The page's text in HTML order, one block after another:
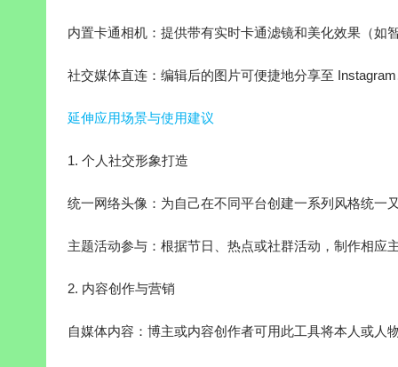
内置卡通相机：提供带有实时卡通滤镜和美化效果（如
社交媒体直连：编辑后的图片可便捷地分享至
延伸应用场景与使用建议
1. 个人社交形象打造
统一网络头像：为自己在不同平台创建一系列风格统一
主题活动参与：根据节日、热点或社群活动，制作相应
2. 内容创作与营销
自媒体内容：博主或内容创作者可用此工具将本人或